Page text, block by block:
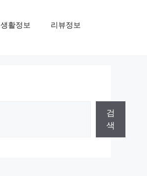
생활정보 리뷰정보
검
색